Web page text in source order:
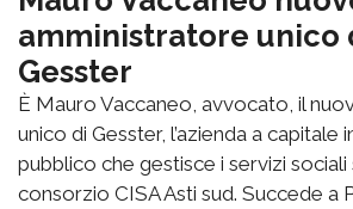
amministratore unico
Gesster
È Mauro Vaccaneo, avvocato, il
unico di Gesster, l’azienda a capitale
pubblico che gestisce i servizi
consorzio CISA Asti sud. Succede a